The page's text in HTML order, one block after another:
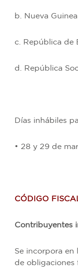
b. Nueva Guinea
c. República de
d. República
Días inhábiles
• 28 y 29 de
CÓDIGO
Contribuyentes
Se incorpora en
de obligaciones